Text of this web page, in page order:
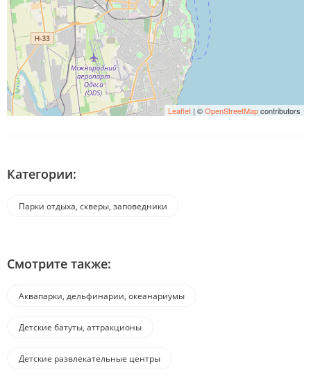
Leaflet | ©OpenStreetMapcontributors
Категории:
Парки отдыха, скверы, заповедники
Смотрите также:
Аквапарки, дельфинарии, океанариумы
Детские батуты, аттракционы
Детские развлекательные центры